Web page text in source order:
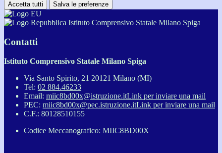
Accetta tutti Salva le preferenze
Istituto Comprensivo Statale Milano Spiga
Contatti
Istituto Comprensivo Statale Milano Spiga
Via Santo Spirito, 21 20121 Milano (MI)
Tel: 02 884.46233
Email: miic8bd00x@istruzione.itLink per inviare una mail
PEC: miic8bd00x@pec.istruzione.itLink per inviare una mail
C.F.: 80128510155
Codice Meccanografico: MIIC8BD00X